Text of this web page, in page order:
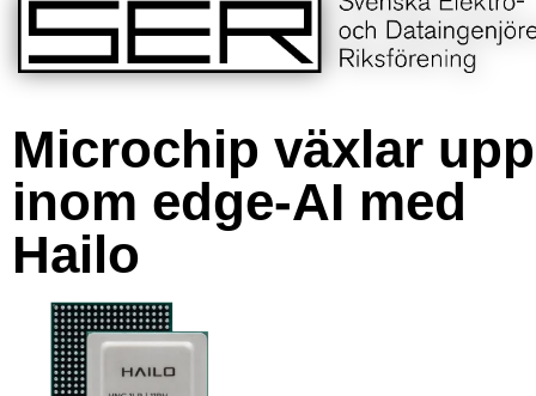
Microchip växlar upp
inom edge-AI med
Hailo